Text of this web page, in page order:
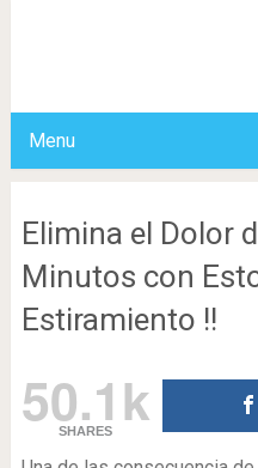
Menu
Elimina el Dolor
Minutos con
Estiramiento !!
50.1k
SHARES